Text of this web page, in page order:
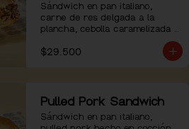
Sándwich en pan italiano,
carne de res delgada a la
plancha, cebolla caramelizada y
$29.500
Pulled Pork Sandwich
Sándwich en pan italiano,